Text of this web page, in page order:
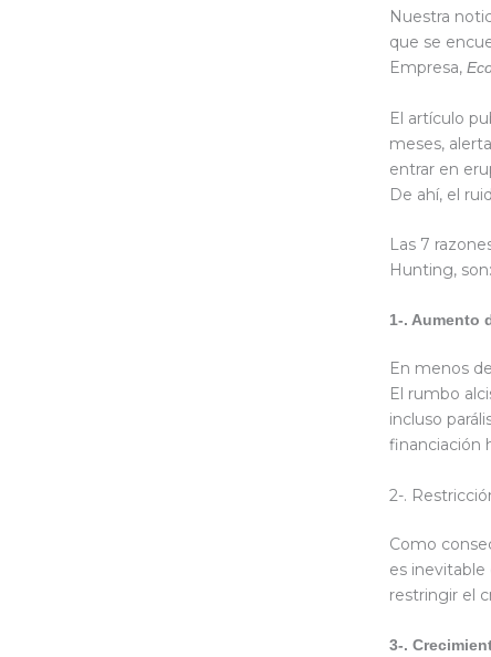
Nuestra
que se
Empresa,
El artículo
meses,
entrar en
De ahí, el
Las 7
Hunting, son:
1-. Aumento
En menos
El rumbo
incluso
financiación
2-.
Como
es inevitable
restringir el
3-.